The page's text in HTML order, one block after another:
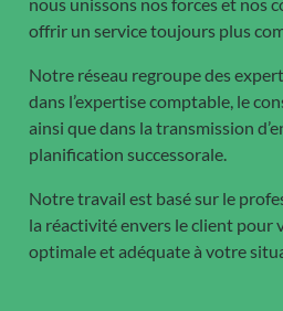
offrir un service toujours plus
Notre réseau regroupe des
dans l’expertise comptable, le
ainsi que dans la transmission
planification successorale.
Notre travail est basé sur le
la réactivité envers le client pour
optimale et adéquate à votre